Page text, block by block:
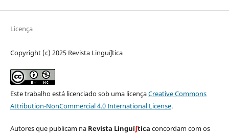
Licença
Copyright (c) 2025 Revista Linguíʃtica
Este trabalho está licenciado sob uma licençaCreative Commons
Attribution-NonCommercial 4.0 International License.
Autores que publicam na Revista Linguí∫tica concordam com os